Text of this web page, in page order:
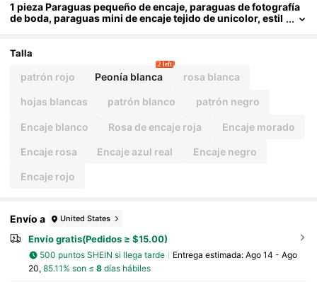
1 pieza Paraguas pequeño de encaje, paraguas de fotografía
de boda, paraguas mini de encaje tejido de unicolor, estil
Talla
patrón rojo Peonía blanca
2 left
rosa blanca
hojas blancas patrón blanco patrón negro
Encaje blanco Rosa de encaje roja Encaje morado
Encaje rosa Encaje azul real Encaje negro
Encaje rojo
Envío a United States
Envío gratis(Pedidos ≥ $15.00)
500 puntos SHEIN si llega tarde Entrega estimada: Ago 14 - Ago
20, 85.11% son ≤ 8días hábiles